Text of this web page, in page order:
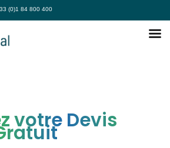
(0)1 84 800 400
votre Devis